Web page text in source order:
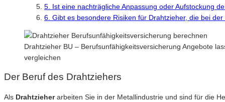
5. Ist eine nachträgliche Anpassung oder Aufstockung
6. Gibt es besondere Risiken für Drahtzieher, die bei
Drahtzieher BU – Berufsunfähigkeitsversicherung Angebote
vergleichen
Der Beruf des Drahtziehers
Als Drahtzieherarbeiten Sie in der Metallindustrie und sind für die